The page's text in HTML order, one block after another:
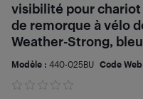
visibilité pour
de remorque à vélo
Weather-Strong, bleu
Modèle : 440-025BU Code